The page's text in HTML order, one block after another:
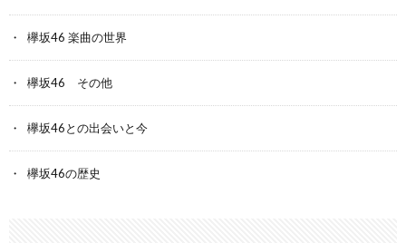
欅坂46 楽曲の世界
欅坂46 その他
欅坂46との出会いと今
欅坂46の歴史